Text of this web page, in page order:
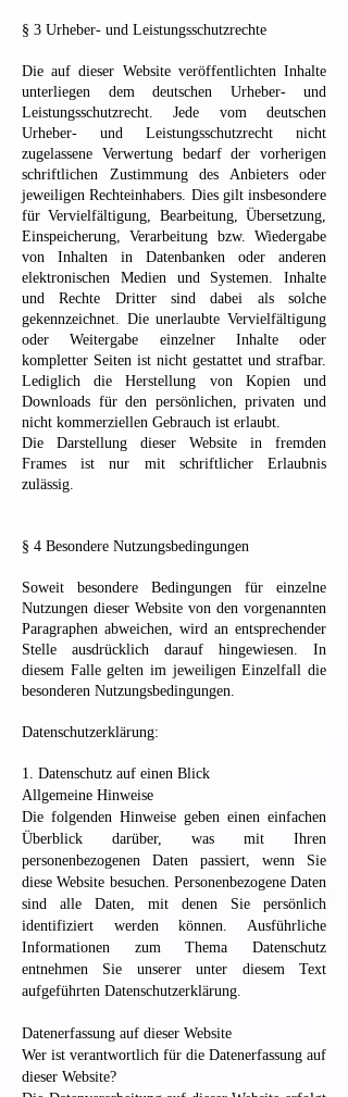
§ 3 Urheber- und Leistungsschutzrechte
Die auf dieser Website veröffentlichten Inhalte
unterliegen dem deutschen Urheber- und
Leistungsschutzrecht. Jede vom deutschen
Urheber- und Leistungsschutzrecht nicht
zugelassene Verwertung bedarf der vorherigen
schriftlichen Zustimmung des Anbieters oder
jeweiligen Rechteinhabers. Dies gilt insbesondere
für Vervielfältigung, Bearbeitung, Übersetzung,
Einspeicherung, Verarbeitung bzw. Wiedergabe
von Inhalten in Datenbanken oder anderen
elektronischen Medien und Systemen. Inhalte
und Rechte Dritter sind dabei als solche
gekennzeichnet. Die unerlaubte Vervielfältigung
oder Weitergabe einzelner Inhalte oder
kompletter Seiten ist nicht gestattet und strafbar.
Lediglich die Herstellung von Kopien und
Downloads für den persönlichen, privaten und
nicht kommerziellen Gebrauch ist erlaubt.
Die Darstellung dieser Website in fremden
Frames ist nur mit schriftlicher Erlaubnis
zulässig.
§ 4 Besondere Nutzungsbedingungen
Soweit besondere Bedingungen für einzelne
Nutzungen dieser Website von den vorgenannten
Paragraphen abweichen, wird an entsprechender
Stelle ausdrücklich darauf hingewiesen. In
diesem Falle gelten im jeweiligen Einzelfall die
besonderen Nutzungsbedingungen.
Datenschutzerklärung:
1. Datenschutz auf einen Blick
Allgemeine Hinweise
Die folgenden Hinweise geben einen einfachen
Überblick darüber, was mit Ihren
personenbezogenen Daten passiert, wenn Sie
diese Website besuchen. Personenbezogene Daten
sind alle Daten, mit denen Sie persönlich
identifiziert werden können. Ausführliche
Informationen zum Thema Datenschutz
entnehmen Sie unserer unter diesem Text
aufgeführten Datenschutzerklärung.
Datenerfassung auf dieser Website
Wer ist verantwortlich für die Datenerfassung auf
dieser Website?